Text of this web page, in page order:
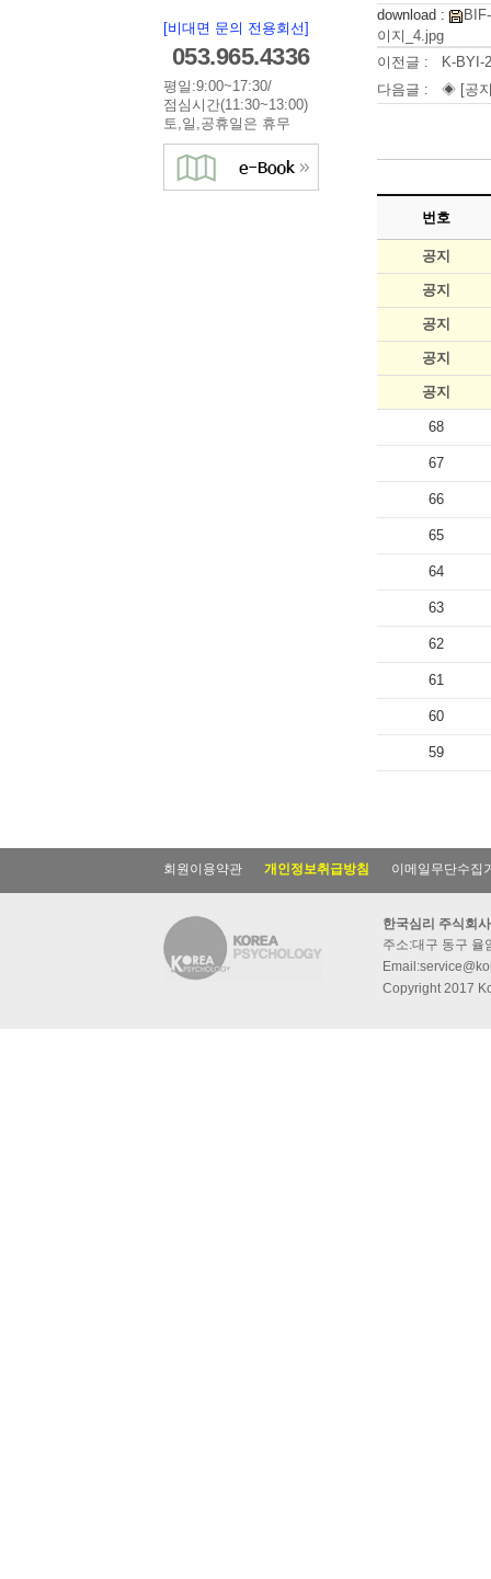
[비대면 문의 전용회선]
053.965.4336
평일:9:00~17:30/
점심시간(11:30~13:00)
토,일,공휴일은 휴무
download :
이지_4.jpg
이전글 :
K-BYI-
다음글 : ◈ [공
번호
공지
공지
공지
공지
공지
68
67
66
65
64
63
62
61
60
59
회원이용약관 개인정보취급방침 이메일무단수집
한국심리 주식회사
주소:대구 동구 율
Copyright 2017